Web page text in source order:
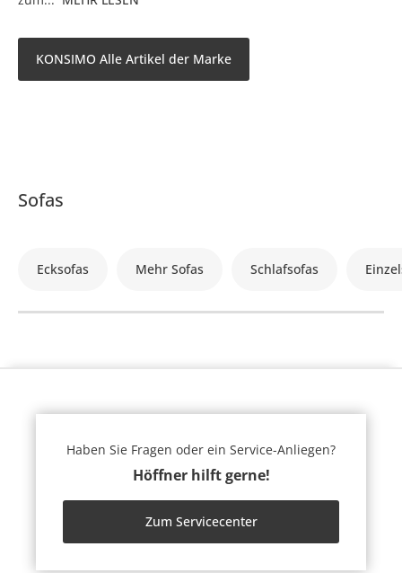
KONSIMO Alle Artikel der Marke
Sofas
Ecksofas Mehr Sofas Schlafsofas
Haben Sie Fragen oder ein Service-Anliegen?
Höffner hilft gerne!
Zum Servicecenter